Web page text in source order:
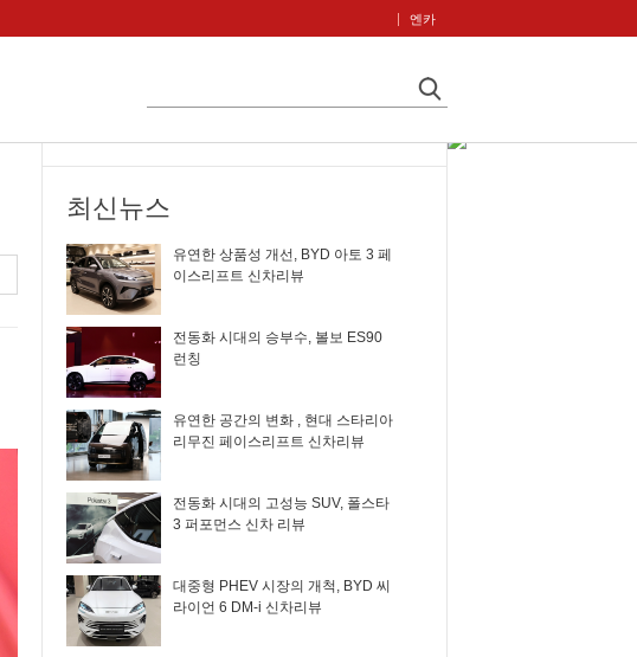
엔카
최신뉴스
유연한 상품성 개선, BYD 아토 3 페
이스리프트 신차리뷰
전동화 시대의 승부수, 볼보 ES90
런칭
유연한 공간의 변화 , 현대 스타리아
리무진 페이스리프트 신차리뷰
전동화 시대의 고성능 SUV, 폴스타
3 퍼포먼스 신차 리뷰
대중형 PHEV 시장의 개척, BYD 씨
라이언 6 DM-i 신차리뷰